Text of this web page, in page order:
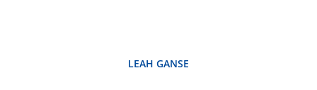
LEAH GANSE